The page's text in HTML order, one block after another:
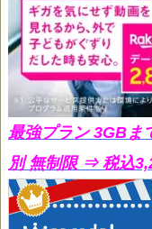
最強プラン 3GB
別 無制限 ⇒ 税込